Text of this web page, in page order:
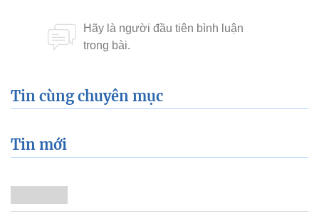
Tin cùng chuyên mục
Tin mới